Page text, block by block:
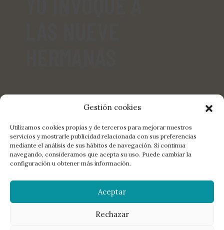
Gestión cookies
Utilizamos cookies propias y de terceros para mejorar nuestros
servicios y mostrarle publicidad relacionada con sus preferencias
mediante el análisis de sus hábitos de navegación. Si continua
navegando, consideramos que acepta su uso. Puede cambiar la
configuración u obtener más información.
Aceptar
Rechazar
COMPARTE:FACEBOOKTWITTERE-MAIL
LA EDITORIAL DISTRIBUCIÓN
NEWSLETTER
CONTACTO
AGENDA
LIBROS
© 2026 La Bella Varsovia. All rights reserved.Aviso legal,política de
política de redes sociales